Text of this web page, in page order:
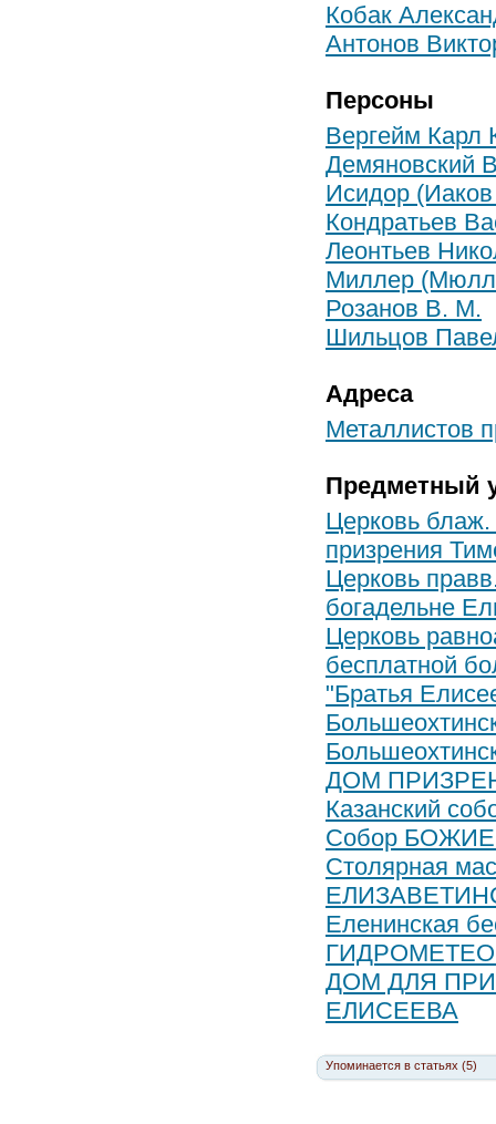
Кобак
Антонов
Персоны
Вергейм Карл
Демяновский
Исидор
Кондратьев
Леонтьев
Миллер
Розанов В. М.
Шильцов
Адреса
Металлистов
Предметный
Церковь
призрения
Церковь
богадельне
Церковь
бесплатной
"Братья
ДОМ
Казанский
Собор
Столярная
Еленинская
ДОМ ДЛЯ
ЕЛИСЕЕВА
Упоминается в статьях (5)